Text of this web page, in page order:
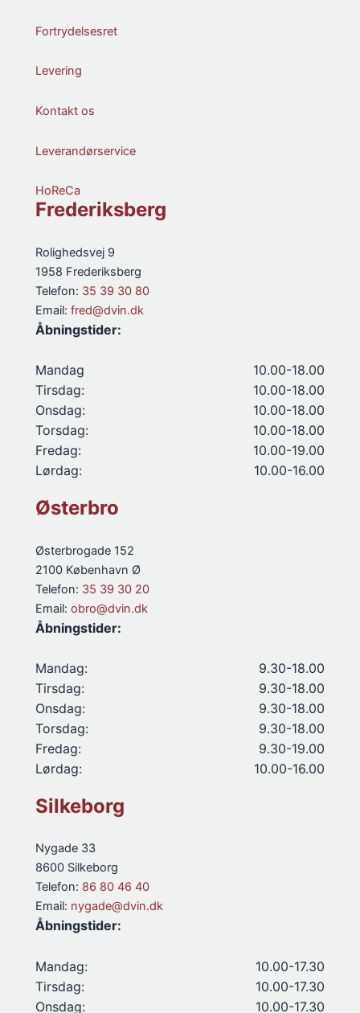
Fortrydelsesret
Levering
Kontakt os
Leverandørservice
HoReCa
Frederiksberg
Rolighedsvej 9
1958 Frederiksberg
Telefon: 35 39 30 80
Email: fred@dvin.dk
Åbningstider:
Mandag
10.00-18.00
Tirsdag:
10.00-18.00
Onsdag:
10.00-18.00
Torsdag:
10.00-18.00
Fredag:
10.00-19.00
Lørdag:
10.00-16.00
Østerbro
Østerbrogade 152
2100 København Ø
Telefon: 35 39 30 20
Email: obro@dvin.dk
Åbningstider:
Mandag:
9.30-18.00
Tirsdag:
9.30-18.00
Onsdag:
9.30-18.00
Torsdag:
9.30-18.00
Fredag:
9.30-19.00
Lørdag:
10.00-16.00
Silkeborg
Nygade 33
8600 Silkeborg
Telefon: 86 80 46 40
Email: nygade@dvin.dk
Åbningstider:
Mandag:
10.00-17.30
Tirsdag:
10.00-17.30
Onsdag:
10.00-17.30